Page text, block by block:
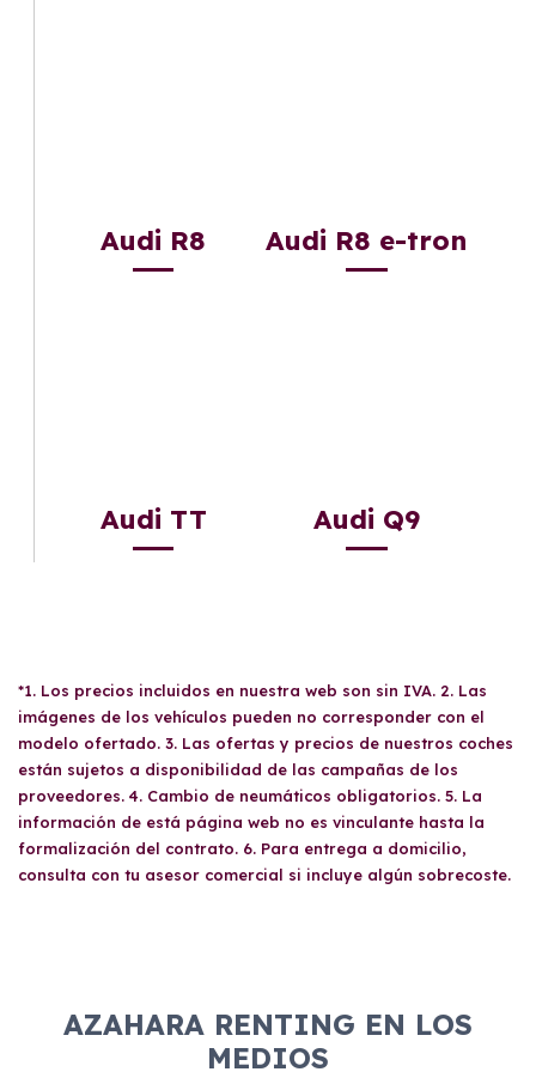
Audi R8 Audi R8 e-tron
Audi TT Audi Q9
*1. Los precios incluidos en nuestra web son sin IVA. 2. Las
imágenes de los vehículos pueden no corresponder con el
modelo ofertado. 3. Las ofertas y precios de nuestros coches
están sujetos a disponibilidad de las campañas de los
proveedores. 4. Cambio de neumáticos obligatorios. 5. La
información de está página web no es vinculante hasta la
formalización del contrato. 6. Para entrega a domicilio,
consulta con tu asesor comercial si incluye algún sobrecoste.
AZAHARA RENTING EN LOS
MEDIOS